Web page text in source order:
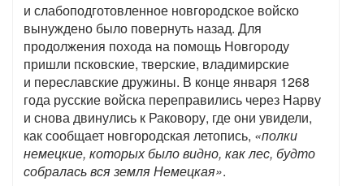
и слабоподготовленное новгородское войско
вынуждено было повернуть назад. Для
продолжения похода на помощь Новгороду
пришли псковские, тверские, владимирские
и переславские дружины. В конце января 1268
года русские войска переправились через Нарву
и снова двинулись к Раковору, где они увидели,
как сообщает новгородская летопись, «полки
немецкие, которых было видно, как лес, будто
собралась вся земля Немецкая».